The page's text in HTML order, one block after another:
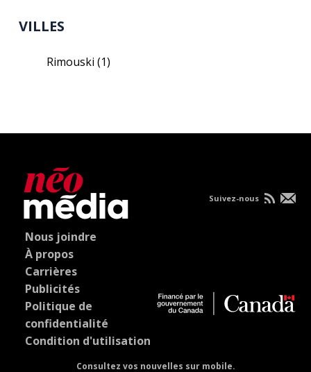
VILLES
Rimouski(1)
Nous joindre
À propos
Carrières
Publicités
Politique de
confidentialité
Condition d'utilisation
Consultez vos nouvelles sur mobile.
Suivez-nous